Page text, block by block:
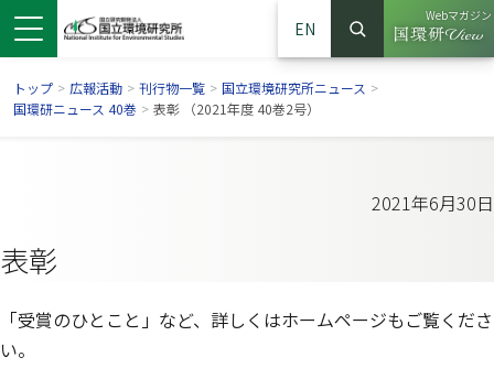
EN
サイト内検索
検索
Webマガジン
（別ウイ
トップ > 広報活動 > 刊行物一覧 > 国立環境研究所ニュース >
国環研ニュース 40巻 > 表彰 （2021年度 40巻2号）
2021年6月30日
表彰
「受賞のひとこと」など、詳しくはホームページもご覧くださ
い。